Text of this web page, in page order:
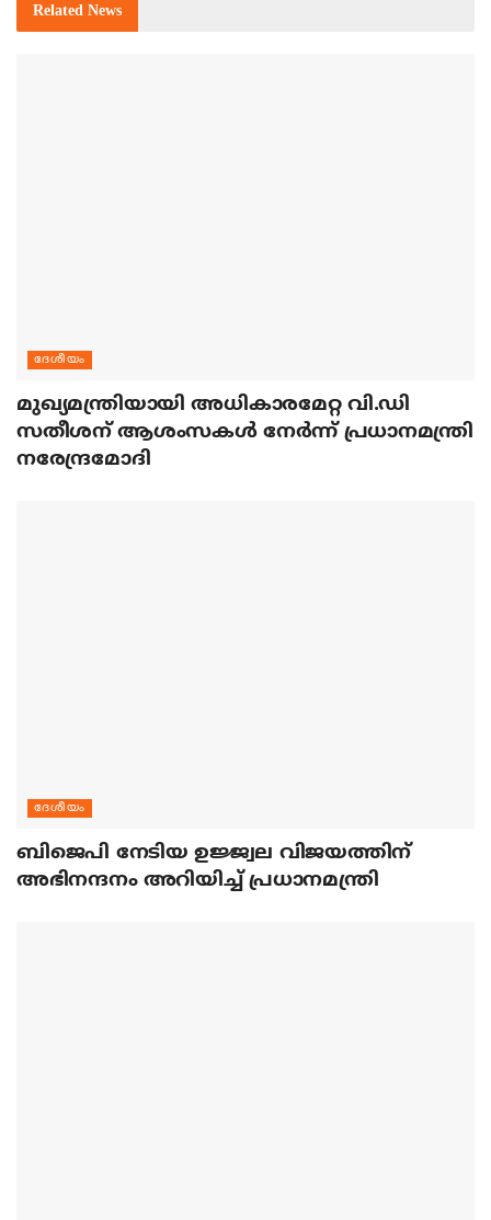
Related News
ദേശീയം
മുഖ്യമന്ത്രിയായി അധികാരമേറ്റ വി.ഡി
സതീശന് ആശംസകള്‍ നേര്‍ന്ന് പ്രധാനമന്ത്രി
നരേന്ദ്രമോദി
ദേശീയം
ബിജെപി നേടിയ ഉജ്ജ്വല വിജയത്തിന്
അഭിനന്ദനം അറിയിച്ച് പ്രധാനമന്ത്രി